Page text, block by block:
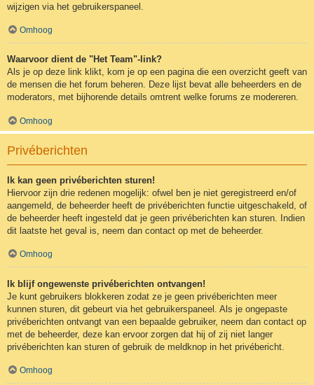
wijzigen via het gebruikerspaneel.
Omhoog
Waarvoor dient de "Het Team"-link?
Als je op deze link klikt, kom je op een pagina die een overzicht geeft van
de mensen die het forum beheren. Deze lijst bevat alle beheerders en de
moderators, met bijhorende details omtrent welke forums ze modereren.
Omhoog
Privéberichten
Ik kan geen privéberichten sturen!
Hiervoor zijn drie redenen mogelijk: ofwel ben je niet geregistreerd en/of
aangemeld, de beheerder heeft de privéberichten functie uitgeschakeld, of
de beheerder heeft ingesteld dat je geen privéberichten kan sturen. Indien
dit laatste het geval is, neem dan contact op met de beheerder.
Omhoog
Ik blijf ongewenste privéberichten ontvangen!
Je kunt gebruikers blokkeren zodat ze je geen privéberichten meer
kunnen sturen, dit gebeurt via het gebruikerspaneel. Als je ongepaste
privéberichten ontvangt van een bepaalde gebruiker, neem dan contact op
met de beheerder, deze kan ervoor zorgen dat hij of zij niet langer
privéberichten kan sturen of gebruik de meldknop in het privébericht.
Omhoog